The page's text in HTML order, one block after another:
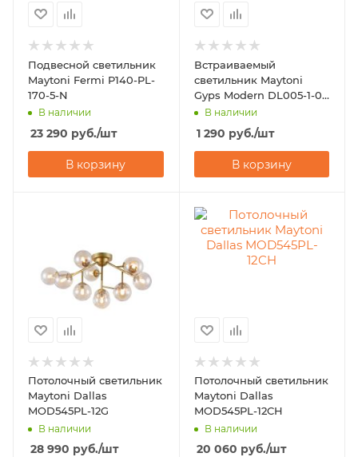
Подвесной светильник
Maytoni Fermi P140-PL-
170-5-N
В наличии
23 290 руб./шт
В корзину
Встраиваемый
светильник Maytoni
Gyps Modern DL005-1-01-
WВ наличии
1 290 руб./шт
В корзину
Потолочный светильник
Maytoni Dallas
MOD545PL-12G
В наличии
28 990 руб./шт
Потолочный светильник
Maytoni Dallas
MOD545PL-12CH
В наличии
20 060 руб./шт